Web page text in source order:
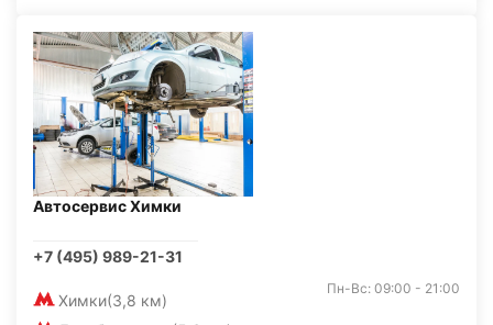
Автосервис Химки
+7 (495) 989-21-31
Химки(3,8 км)
Пн-Вс: 09:00 - 21:00